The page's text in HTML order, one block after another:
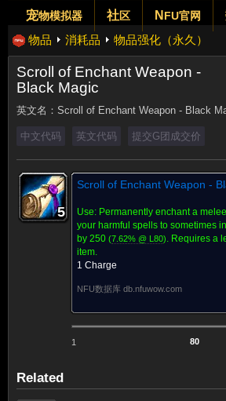
宠物模拟器 社区 N FU官网
物品 消耗品 物品强化（永久）
Scroll of Enchant Weapon -
Black Magic
英文名： Scroll of Enchant Weapon - Black
中文代码 英文代码 提交G团成交价
5
5
5
5
5
5
5
5
5
Scroll of Enchant Weapon -
Use: Permanently enchant a
your harmful spells to sometimes
by 250 (7.62% @ L 80). Requires a
item.
1 Charge
NFU数据库 db.nfuwow.com
1
Related